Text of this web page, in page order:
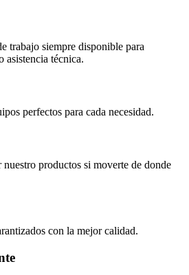
trabajo siempre disponible para
asistencia técnica.
perfectos para cada necesidad.
nuestro productos si moverte de donde
con la mejor calidad.